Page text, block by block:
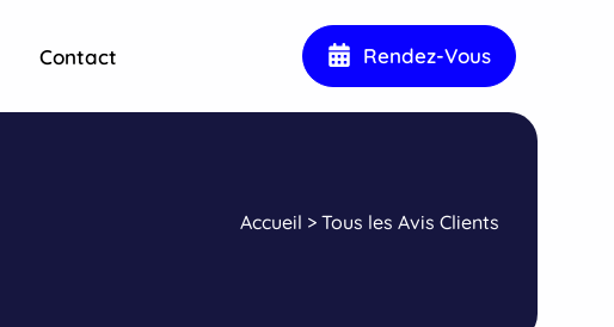
Contact Rendez-Vous
Accueil > Tous les Avis Clients